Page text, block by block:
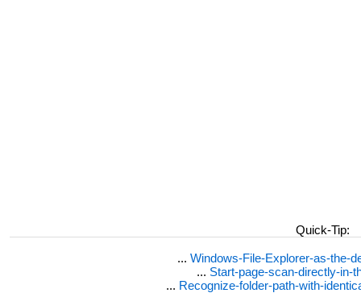
Quick-Tip:
... Windows-File-Explorer-as-the-
... Start-page-scan-directly-in-
... Recognize-folder-path-with-